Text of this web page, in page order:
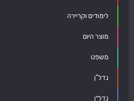
לימודים וקריירה
מוצר היום
משפט
נדל"ן
נדל״ן